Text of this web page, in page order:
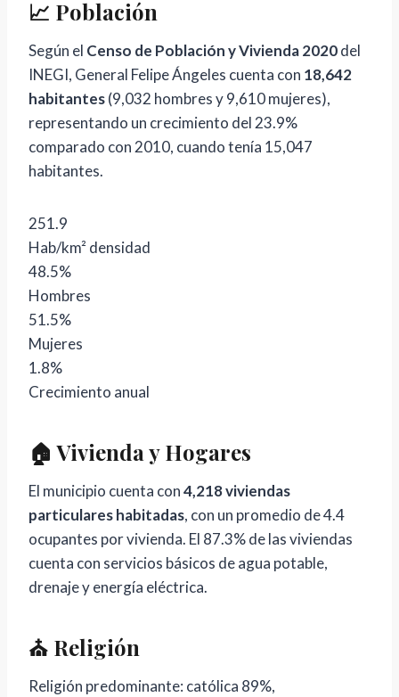
📈 Población
Según el Censo de Población y Vivienda 2020del
INEGI, General Felipe Ángeles cuenta con 18,642
habitantes(9,032 hombres y 9,610 mujeres),
representando un crecimiento del 23.9%
comparado con 2010, cuando tenía 15,047
habitantes.
251.9
Hab/km² densidad
48.5%
Hombres
51.5%
Mujeres
1.8%
Crecimiento anual
🏠 Vivienda y Hogares
El municipio cuenta con4,218 viviendas
particulares habitadas, con un promedio de 4.4
ocupantes por vivienda. El 87.3% de las viviendas
cuenta con servicios básicos de agua potable,
drenaje y energía eléctrica.
⛪ Religión
Religión predominante: católica 89%,